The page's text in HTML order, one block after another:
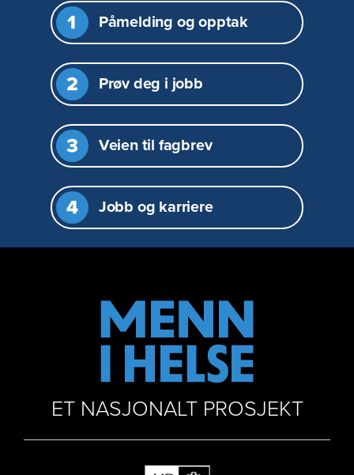
Påmelding og opptak
Prøv deg i jobb
Veien til fagbrev
Jobb og karriere
ET NASJONALT PROSJEKT